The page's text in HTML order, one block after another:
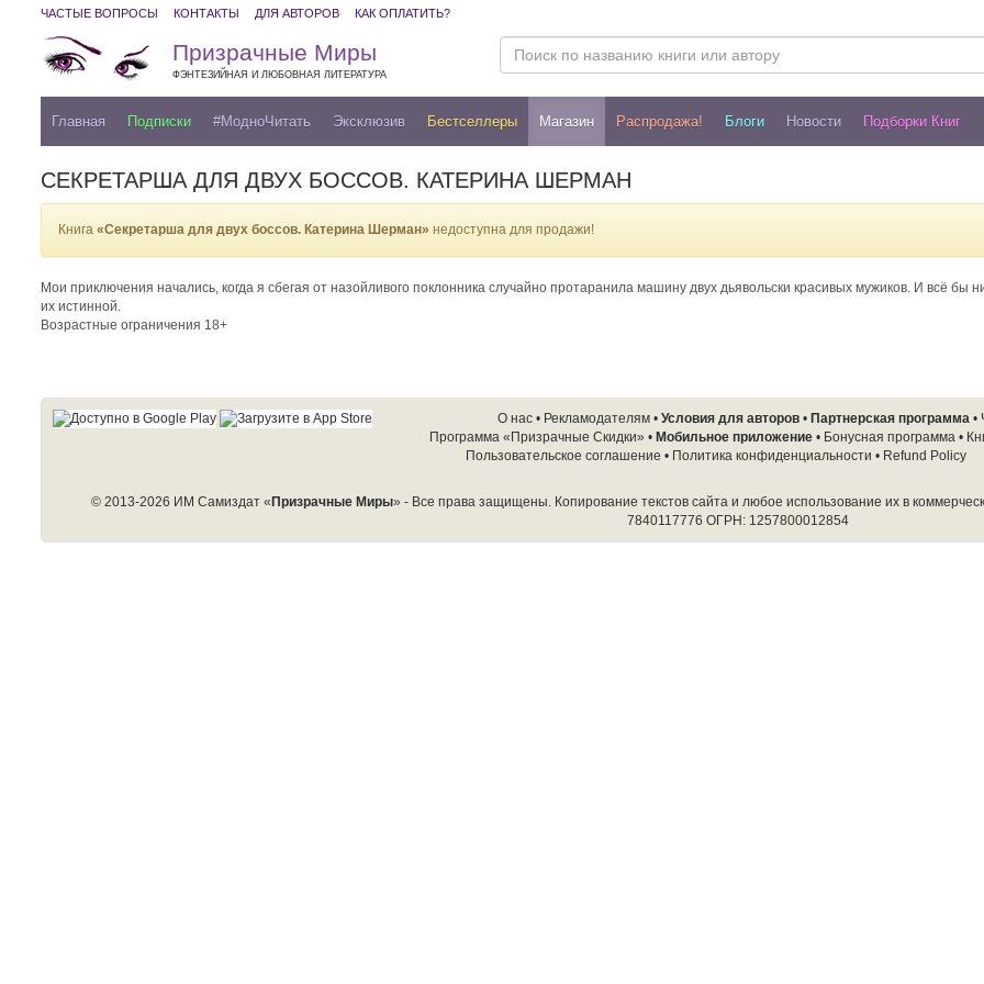
ЧАСТЫЕ ВОПРОСЫ КОНТАКТЫ ДЛЯ АВТОРОВ КАК ОПЛАТИТЬ?
Призрачные Миры
ФЭНТЕЗИЙНАЯ И ЛЮБОВНАЯ ЛИТЕРАТУРА
Главная Подписки #МодноЧитать Эксклюзив Бестселлеры Магазин Распродажа! Блоги Новости Подборки Книг
СЕКРЕТАРША ДЛЯ ДВУХ БОССОВ. КАТЕРИНА ШЕРМАН
Книга «Секретарша для двух боссов. Катерина Шерман» недоступна для продажи!
Мои приключения начались, когда я сбегая от назойливого поклонника случайно протаранила машину двух дьявольски красивых мужиков. И всё
их истинной.
Возрастные ограничения 18+
О нас • Рекламодателям • Условия для авторов • Партнерская программа •
Программа «Призрачные Скидки» • Мобильное приложение • Бонусная программа •
Пользовательское соглашение • Политика конфиденциальности • Refund Policy
© 2013-2026 ИМ Самиздат «Призрачные Миры» - Все права защищены. Копирование текстов сайта и любое использование их в
7840117776 ОГРН: 1257800012854